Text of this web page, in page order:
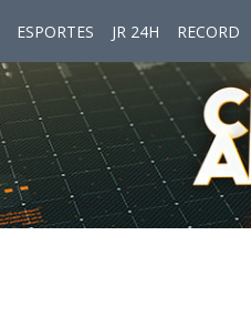
ESPORTES JR 24H RECORD